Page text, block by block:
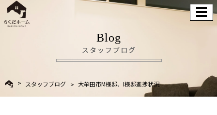
Blog
スタッフブログ
スタッフブログ 大牟田市M様邸、I様邸進捗状況